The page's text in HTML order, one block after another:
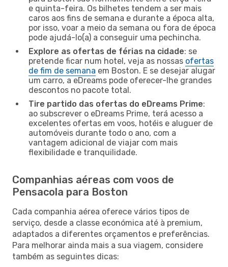
e quinta-feira. Os bilhetes tendem a ser mais
caros aos fins de semana e durante a época alta,
por isso, voar a meio da semana ou fora de época
pode ajudá-lo(a) a conseguir uma pechincha.
Explore as ofertas de férias na cidade: se
pretende ficar num hotel, veja as nossas ofertas
de fim de semana em Boston. E se desejar alugar
um carro, a eDreams pode oferecer-lhe grandes
descontos no pacote total.
Tire partido das ofertas do eDreams Prime:
ao subscrever o eDreams Prime, terá acesso a
excelentes ofertas em voos, hotéis e aluguer de
automóveis durante todo o ano, com a
vantagem adicional de viajar com mais
flexibilidade e tranquilidade.
Companhias aéreas com voos de
Pensacola para Boston
Cada companhia aérea oferece vários tipos de
serviço, desde a classe económica até à premium,
adaptados a diferentes orçamentos e preferências.
Para melhorar ainda mais a sua viagem, considere
também as seguintes dicas: